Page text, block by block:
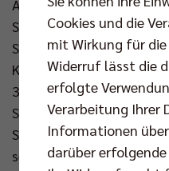
Alexandre Leal zog für
Stadt alle verfügbaren
Startformation einmal
Knigge und Arthur
3:0-Heimsieg gegen die
Six“. Wehner, in
Spiel mit einem ersten
seine Nebenmänner
Cookies und die
mit Wirkung für
Widerruf lässt die
erfolgte
Verarbeitung Ihrer
Informationen über
darüber